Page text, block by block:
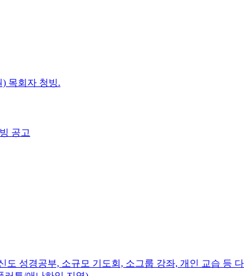
목회자 청빙.
공고
성경공부, 소규모 기도회, 소그룹 강좌, 개인 교습 등